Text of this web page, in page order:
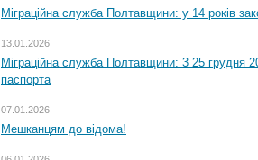
Міграційна служба Полтавщини: у 14 років
13.01.2026
Міграційна служба Полтавщини: 3 25 грудня
паспорта
07.01.2026
Мешканцям до відома!